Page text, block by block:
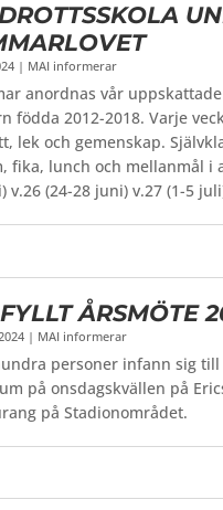
| MAI informerar
anordnas vår
födda 2012-2018. Varje
lek och gemenskap.
fika, lunch och mellanmål i
v.26 (24-28 juni) v.27 (1-5
ÅRSMÖTE
| MAI informerar
personer infann sig till
på onsdagskvällen på
på Stadionområdet.